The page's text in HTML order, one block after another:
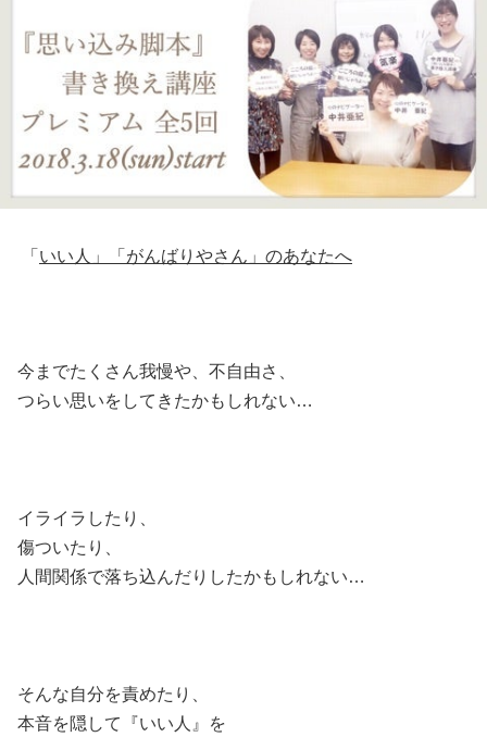
「 いい人」「がんばりやさん」のあなたへ
今までたくさん我慢や、不自由さ、
つらい思いをしてきたかもしれない…
イライラしたり、
傷ついたり、
人間関係で落ち込んだりしたかもしれない…
そんな自分を責めたり、
本音を隠して『いい人』を